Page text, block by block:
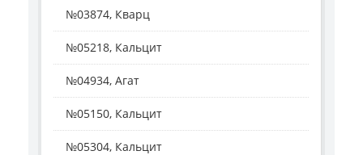
№03874, Кварц
№05218, Кальцит
№04934, Агат
№05150, Кальцит
№05304, Кальцит